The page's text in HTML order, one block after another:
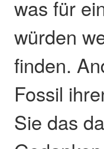
was für
würden
finden.
Fossil
Sie das